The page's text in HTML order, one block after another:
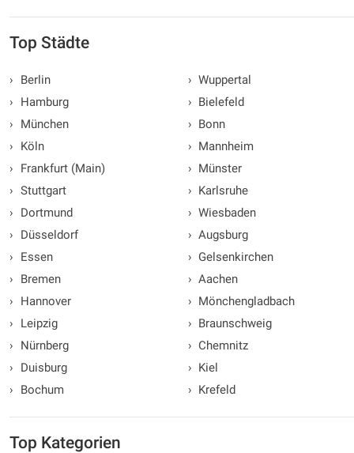
Top Städte
›
Berlin
›
Hamburg
›
München
›
Köln
›
Frankfurt (Main)
› Stuttgart
›
Dortmund
›
Düsseldorf
›
Essen
›
Bremen
›
Hannover
›
Leipzig
›
Nürnberg
›
Duisburg
›
Bochum
› Wuppertal
› Bielefeld
› Bonn
› Mannheim
› Münster
› Karlsruhe
› Wiesbaden
› Augsburg
› Gelsenkirchen
› Aachen
› Mönchengladbach
› Braunschweig
› Chemnitz
› Kiel
› Krefeld
Top Kategorien